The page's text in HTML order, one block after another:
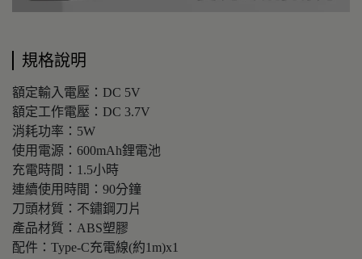
規格說明
額定輸入電壓：DC 5V
額定工作電壓：DC 3.7V
消耗功率：5W
使用電源：600mAh鋰電池
充電時間：1.5小時
連續使用時間：90分鐘
刀頭材質：不鏽鋼刀片
產品材質：ABS塑膠
配件：Type-C充電線(約1m)x1